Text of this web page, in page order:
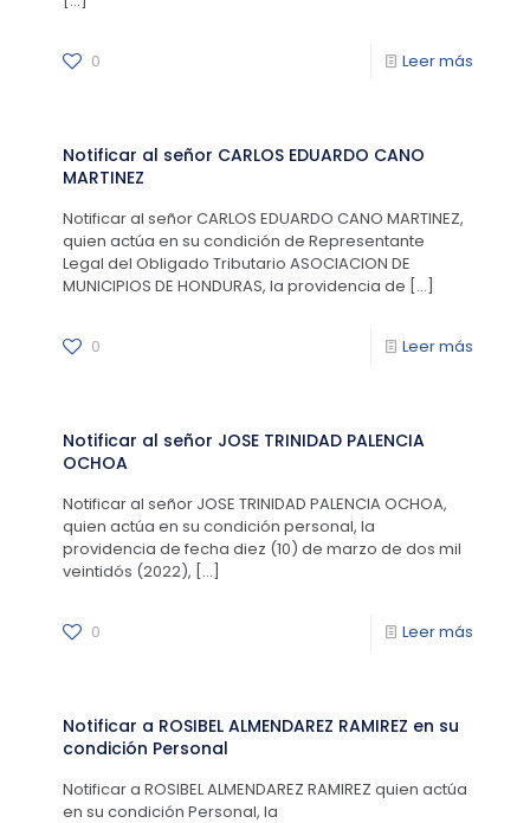
0 Leer más
Notificar al señor CARLOS EDUARDO CANO
MARTINEZ
Notificar al señor CARLOS EDUARDO CANO MARTINEZ,
quien actúa en su condición de Representante
Legal del Obligado Tributario ASOCIACION DE
MUNICIPIOS DE HONDURAS, la providencia de […]
0 Leer más
Notificar al señor JOSE TRINIDAD PALENCIA
OCHOA
Notificar al señor JOSE TRINIDAD PALENCIA OCHOA,
quien actúa en su condición personal, la
providencia de fecha diez (10) de marzo de dos mil
veintidós (2022), […]
0 Leer más
Notificar a ROSIBEL ALMENDAREZ RAMIREZ en su
condición Personal
Notificar a ROSIBEL ALMENDAREZ RAMIREZ quien actúa
en su condición Personal, la